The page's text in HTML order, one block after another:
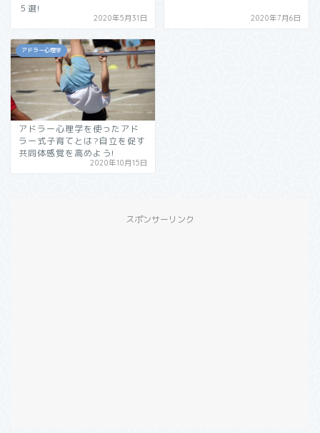
５選!
2020年5月31日 2020年7月6日
アドラー心理学
アドラー心理学を使ったアド
ラー式子育てとは?自立を促す
共同体感覚を高めよう!
2020年10月15日
スポンサーリンク